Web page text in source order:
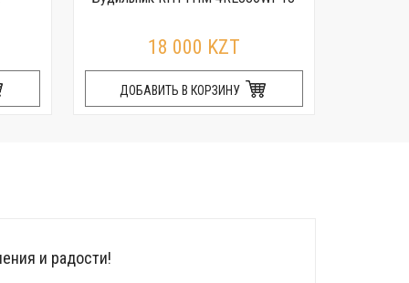
18 000 KZT
ДОБАВИТЬ В КОРЗИНУ
и радости!